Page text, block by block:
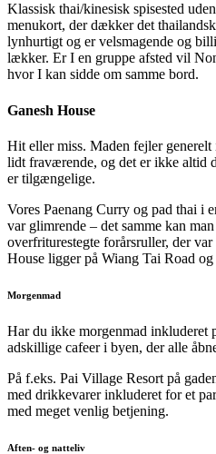
Klassisk thai/kinesisk spisested
menukort, der dækker det
lynhurtigt og er velsmagende og
lækker. Er I en gruppe afsted vil
hvor I kan sidde om samme bord.
Ganesh House
Hit eller miss. Maden fejler
lidt fraværende, og det er ikke altid
er tilgængelige.
Vores Paenang Curry og pad thai i
var glimrende – det samme kan
overfriturestegte forårsruller, der
House ligger på Wiang Tai Road
Morgenmad
Har du ikke morgenmad inkluderet
adskillige cafeer i byen, der alle
På f.eks. Pai Village Resort på
med drikkevarer inkluderet for et
med meget venlig betjening.
Aften- og natteliv